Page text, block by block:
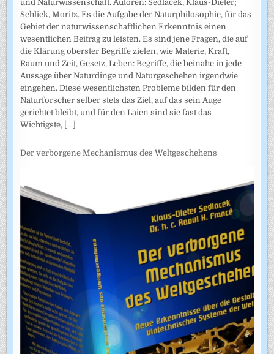
und Naturwissenschaft. Autoren: Sedlacek, Klaus-Dieter;
Schlick, Moritz. Es die Aufgabe der Naturphilosophie, für das
Gebiet der naturwissenschaftlichen Erkenntnis einen
wesentlichen Beitrag zu leisten. Es sind jene Fragen, die auf
die Klärung oberster Begriffe zielen, wie Materie, Kraft,
Raum und Zeit, Gesetz, Leben: Begriffe, die beinahe in jede
Aussage über Naturdinge und Naturgeschehen irgendwie
eingehen. Diese wesentlichsten Probleme bilden für den
Naturforscher selber stets das Ziel, auf das sein Auge
gerichtet bleibt, und für den Laien sind sie fast das
Wichtigste, [...]
Der verborgene Mechanismus des Weltgeschehens